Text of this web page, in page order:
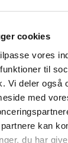
cookies
vores
til
Vi deler også
med
kan
du har
nu og
PÅ?
endnu